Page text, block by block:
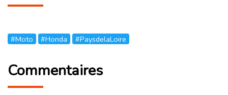
#Moto #Honda #PaysdelaLoire
Commentaires